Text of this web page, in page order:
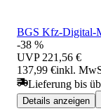
BGS Kfz-Digital-
-38 %
UVP 221,56 €
137,99 €inkl.
Lieferung bis
Details anzeigen